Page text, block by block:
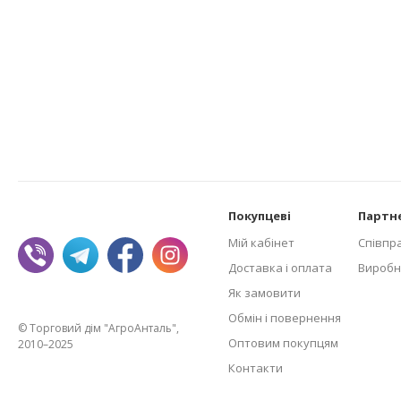
© Торговий дім "АгроАнталь",
2010–2025
Покупцеві
Мій кабінет
Доставка і оплата
Як замовити
Обмін і повернення
Оптовим покупцям
Контакти